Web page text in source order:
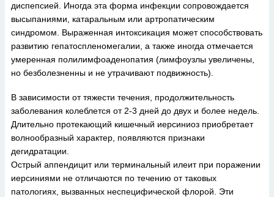
диспепсией. Иногда эта форма инфекции сопровождается
высыпаниями, катаральным или артропатическим
синдромом. Выраженная интоксикация может способствовать
развитию гепатоспленомегалии, а также иногда отмечается
умеренная полилимфоаденопатия (лимфоузлы увеличены,
но безболезненны и не утрачивают подвижность).
В зависимости от тяжести течения, продолжительность
заболевания колеблется от 2-3 дней до двух и более недель.
Длительно протекающий кишечный иерсиниоз приобретает
волнообразный характер, появляются признаки
дегидратации.
Острый аппендицит или терминальный илеит при поражении
иерсиниями не отличаются по течению от таковых
патологиях, вызванных неспецифической флорой. Эти